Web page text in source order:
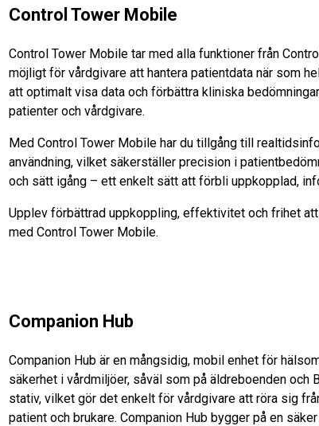
Control Tower Mobile
Control Tower Mobile tar med alla funktioner från
möjligt för vårdgivare att hantera patientdata när som
att optimalt visa data och förbättra kliniska
patienter och vårdgivare.
Med Control Tower Mobile har du tillgång till
användning, vilket säkerställer precision i
och sätt igång – ett enkelt sätt att förbli uppkopplad,
Upplev förbättrad uppkoppling, effektivitet och frihet
med Control Tower Mobile.
Companion Hub
Companion Hub är en mångsidig, mobil enhet för
säkerhet i vårdmiljöer, såväl som på äldreboenden och
stativ, vilket gör det enkelt för vårdgivare att röra sig
patient och brukare. Companion Hub bygger på en